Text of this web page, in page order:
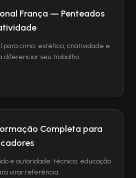
França — Penteados
para cima: estética, criatividade e
diferenciar seu trabalho.
Completa para
e autoridade: técnica, educação
virar referência.